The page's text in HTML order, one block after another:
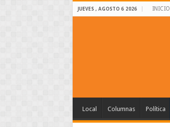
JUEVES , AGOSTO 6 2026 INICIO
Local Columnas Política